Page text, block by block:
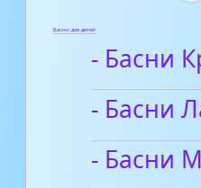
Басни для детей
- Басни
- Басни
- Басни